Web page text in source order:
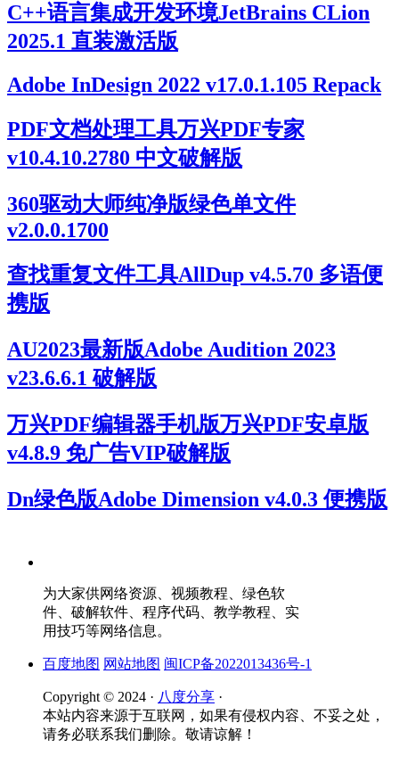
C++语言集成开发环境JetBrains CLion
2025.1 直装激活版
Adobe InDesign 2022 v17.0.1.105 Repack
PDF文档处理工具万兴PDF专家
v10.4.10.2780 中文破解版
360驱动大师纯净版绿色单文件
v2.0.0.1700
查找重复文件工具AllDup v4.5.70 多语便
携版
AU2023最新版Adobe Audition 2023
v23.6.6.1 破解版
万兴PDF编辑器手机版万兴PDF安卓版
v4.8.9 免广告VIP破解版
Dn绿色版Adobe Dimension v4.0.3 便携版
为大家供网络资源、视频教程、绿色软
件、破解软件、程序代码、教学教程、实
用技巧等网络信息。
百度地图 网站地图 闽ICP备2022013436号-1
Copyright © 2024 · 八度分享 ·
本站内容来源于互联网，如果有侵权内容、不妥之处，
请务必联系我们删除。敬请谅解！